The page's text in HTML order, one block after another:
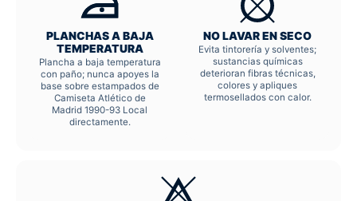
PLANCHAS A BAJA
TEMPERATURA
Plancha a baja temperatura
con paño; nunca apoyes la
base sobre estampados de
Camiseta Atlético de
Madrid 1990-93 Local
directamente.
NO LAVAR EN SECO
Evita tintorería y solventes;
sustancias químicas
deterioran fibras técnicas,
colores y apliques
termosellados con calor.